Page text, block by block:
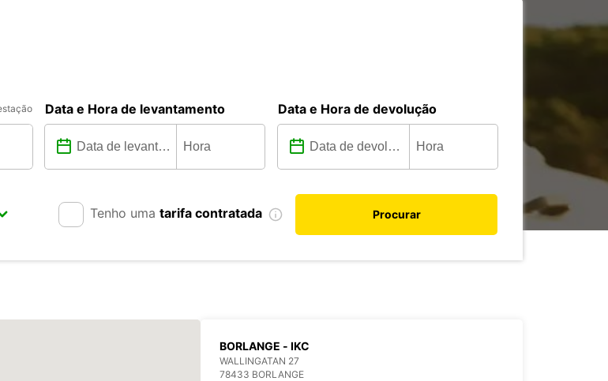
Data e Hora de levantamento Data e Hora de devolução
Tenho uma tarifa contratada Procurar
BORLANGE - IKC
WALLINGATAN 27
78433 BORLANGE